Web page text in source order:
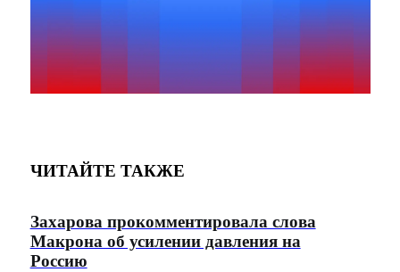
ЧИТАЙТЕ ТАКЖЕ
Захарова прокомментировала слова
Макрона об усилении давления на
Россию